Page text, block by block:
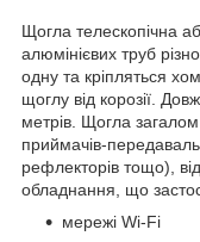
Щогла телескопічна
алюмінієвих труб
одну та кріпляться
щоглу від корозії.
метрів. Щогла
приймачів-
рефлекторів тощо),
обладнання, що
мережі Wi-Fi